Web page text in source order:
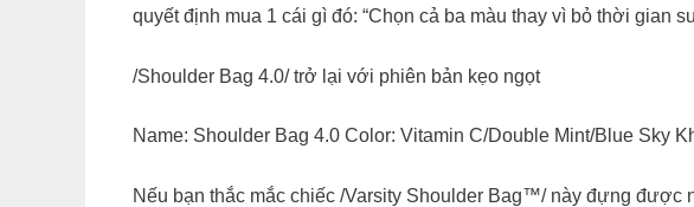
quyết định mua 1 cái gì đó: “Chọn cả ba màu thay vì bỏ thời gian
/Shoulder Bag 4.0/ trở lại với phiên bản kẹo ngọt
Name: Shoulder Bag 4.0 Color: Vitamin C/Double Mint/Blue Sky
Nếu bạn thắc mắc chiếc /Varsity Shoulder Bag™/ này đựng được